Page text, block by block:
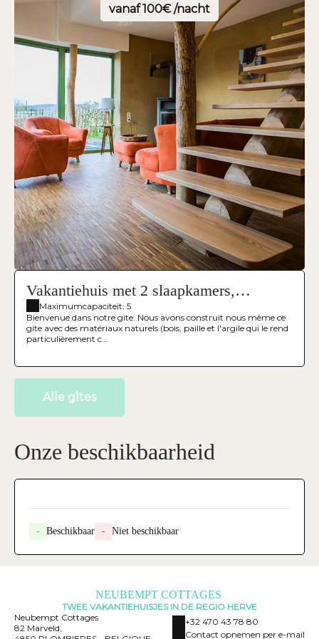
vanaf100€ /nacht
Vakantiehuis met 2 slaapkamers,
toegankelijk voor mensen met een
beperkte mobiliteit, biedt
slaapgelegenheid voor 2-4 personen of 5
Maximumcapaciteit: 5
Bienvenue dans notre gite. Nous avons construit nous même ce
gite avec des matériaux naturels (bois, paille et l'argile qui le rend
particulièrement c...
Alle gîtes
Onze beschikbaarheid
- Beschikbaar - Niet beschikbaar
NEUBEMPT COTTAGES
TWEE VAKANTIEHUISJES IN DE REGIO HERVE
Neubempt Cottages
82 Marveld,
+32 470 43 78 80
Contact opnemen per e-mail